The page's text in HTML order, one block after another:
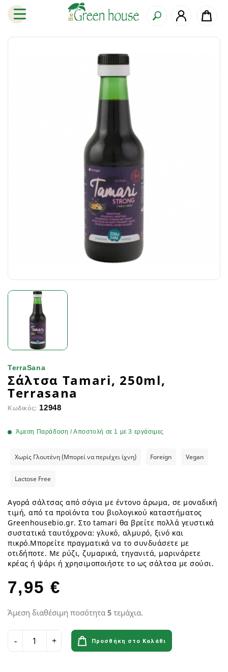
TerraSana
Σάλτσα Tamari, 250ml,
Terrasana
Κωδικός: 12948
Άμεση Παράδοση / Αποστολή σε 1 με 3 εργάσιμες
Χωρίς Γλουτένη (Μπορεί να περιέχει ίχνη) Foreign Vegan
Lactose Free
Αγορά σάλτσας από σόγια με έντονο άρωμα, σε μοναδική
τιμή, από τα προϊόντα του βιολογικού καταστήματος
Greenhousebio.gr. Στο tamari θα βρείτε πολλά γευστικά
συστατικά ταυτόχρονα: γλυκό, αλμυρό, ξινό και
πικρό.Μπορείτε πραγματικά να το συνδυάσετε με
οτιδήποτε. Με ρύζι, ζυμαρικά, τηγανιτά, μαρινάρετε
κρέας ή ψάρι ή χρησιμοποιήστε το ως σάλτσα με σούσι.
7,95 €
Άμεση διαθέσιμη ποσότητα 5 τεμάχια.
Προσθήκη στο Καλάθι